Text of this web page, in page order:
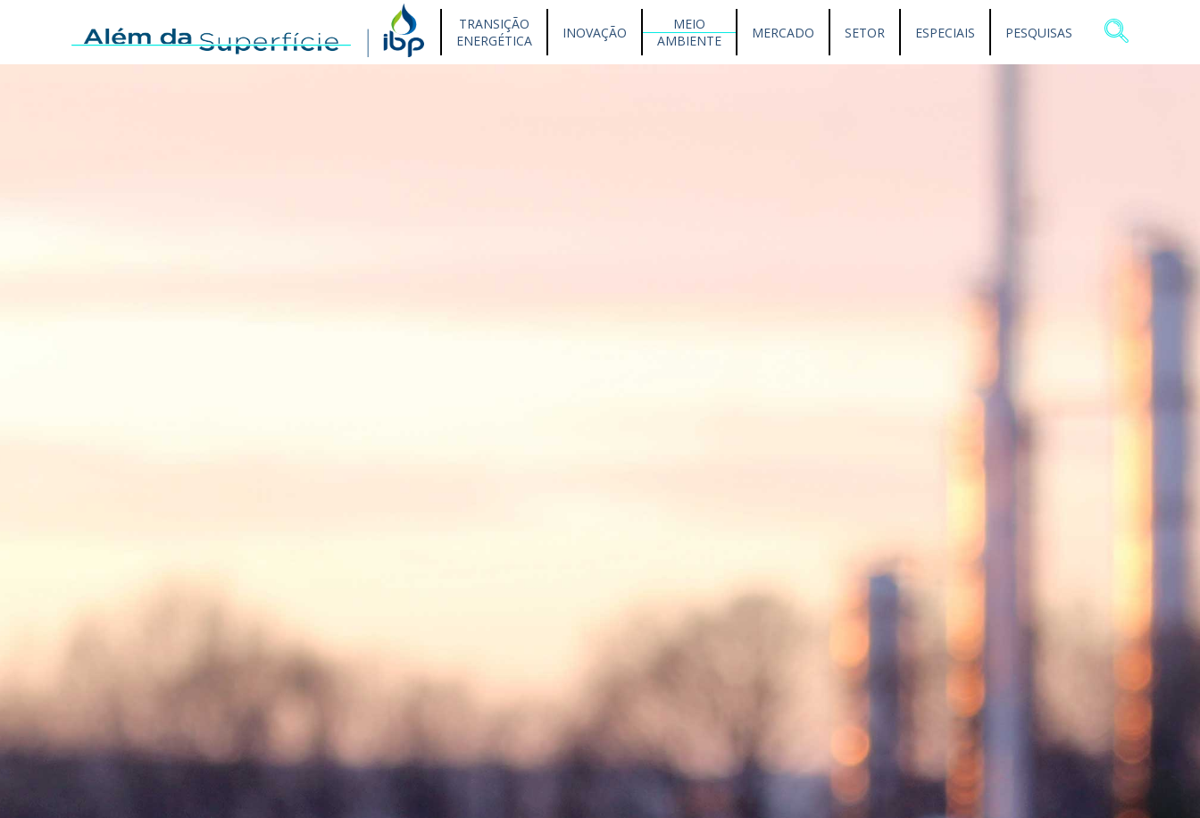
TRANSIÇÃO
ENERGÉTICA
INOVAÇÃO
MEIO
AMBIENTE
MERCADO SETOR ESPECIAIS PESQUISAS